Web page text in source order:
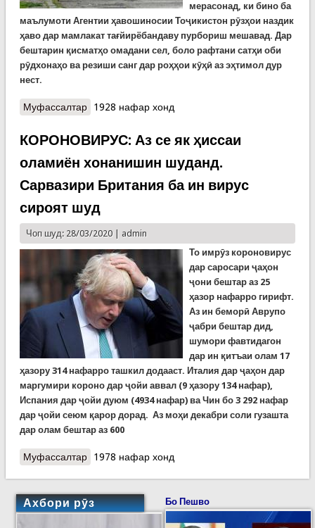
мерасонад, ки бино ба
маълумоти Агентии ҳавошиносии Тоҷикистон рӯзҳои наздик
ҳаво дар мамлакат тағйирёбандаву пурбориш мешавад. Дар
бештарин қисматҳо омадани сел, боло рафтани сатҳи оби
рӯдхонаҳо ва резиши санг дар роҳҳои кӯҳӣ аз эҳтимол дур
нест.
Муфассалтаро Ҳушдори Кумитаи ҳолатҳои фавқулодда: Моро
1928 нафар хонд
КОРОНОВИРУС: Аз се як ҳиссаи
оламиён хонанишин шуданд.
Сарвазири Британия ба ин вирус
сироят шуд
Чоп шуд: 28/03/2020 | admin
То имрӯз короновирус
дар саросари ҷаҳон
ҷони бештар аз 25
ҳазор нафарро гирифт.
Аз ин беморӣ Аврупо
ҷабри бештар дид,
шумори фавтидагон
дар ин қитъаи олам 17
ҳазору 314 нафарро ташкил додааст. Италия дар ҷаҳон дар
маргумири короно дар ҷойи аввал (9 ҳазору 134 нафар),
Испания дар ҷойи дуюм (4934 нафар) ва Чин бо 3 292 нафар
дар ҷойи сеюм қарор дорад. Аз моҳи декабри соли гузашта
дар олам бештар аз 600
Муфассалтаро КОРОНОВИРУС: Аз се як ҳиссаи оламиён
1978 нафар хонд
Ахбори рӯз Бо Пешво